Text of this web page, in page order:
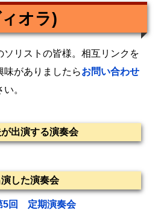
オラ)
ソリストの皆様。相互リンクを
味がありましたらお問い合わせ
。
出演する演奏会
した演奏会
5回 定期演奏会